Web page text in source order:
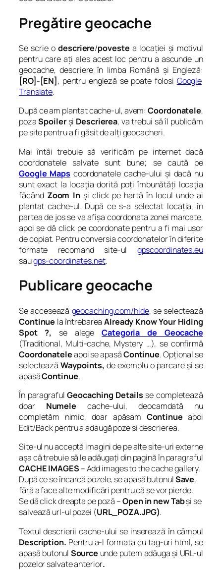
Pregătire geocache
Se scrie odescriere/poveste a locației și motivul
pentru care ați ales acest loc pentru a ascunde un
geocache, descriere în limba Română și Engleză:
[RO]-[EN] , pentru engleză se poate folosi Google
Translate.
După ce am plantat cache-ul, avem:Coordonatele,
pozaSpoilerși Descrierea, va trebui să îl publicăm
pe site pentru a fi găsit de alți geocacheri.
Mai întâi trebuie să verificăm pe internet dacă
coordonatele salvate sunt bune; se caută pe
Google Maps coordonatele cache-ului și dacă nu
sunt exact la locația dorită poți îmbunătăți locația
făcând Zoom Inși click pe hartă în locul unde ai
plantat cache-ul. După ce s-a selectat locația, în
partea de jos se va afișa coordonata zonei marcate,
apoi se dă click pe coordonate pentru a fi mai ușor
de copiat. Pentru conversia coordonatelor în diferite
formate recomand site-ul gpscoordinates.eu
saugps-coordinates.net.
Publicare geocache
Se accesează geocaching.com/hide, se selectează
Continue la întrebareaAlready Know Your Hiding
Spot ?,
se alegeCategoria de Geocache
(Traditional, Multi-cache, Mystery …), se confirmă
Coordonateleapoi se apasăContinue. Opțional se
selecteazăWaypoints, de exemplu o parcare și se
apasăContinue.
În paragrafulGeocaching Details se completează
doar Numele cache-ului, deocamdată nu
completăm nimic, doar apăsam Continue apoi
Edit/Back pentru a adaugă poze si descrierea.
Site-ul nu acceptă imagini de pe alte site-uri externe
așa că trebuie să le adăugați din pagină în paragraful
CACHE IMAGES –Add images to the cache gallery.
După ce se încarcă pozele, se apasă butonulSave,
fără a face alte modificări pentru că se vor pierde.
Se dă click dreapta pe poză –Open in new Tabși se
salvează url-ul pozei (URL_POZA.JPG).
Textul descrierii cache-ului se inserează în câmpul
Description. Pentru a-l formata cu tag-uri html, se
apasă butonul Source unde putem adăuga și URL-ul
pozelor salvate anterior.